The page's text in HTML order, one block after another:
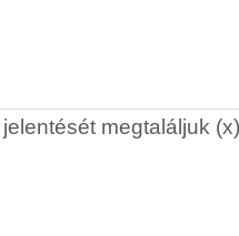
megtaláljuk (x)